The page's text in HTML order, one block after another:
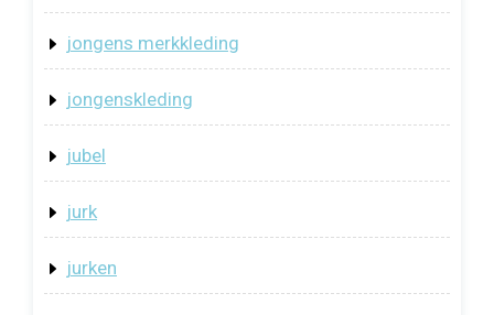
jongens merkkleding
jongenskleding
jubel
jurk
jurken